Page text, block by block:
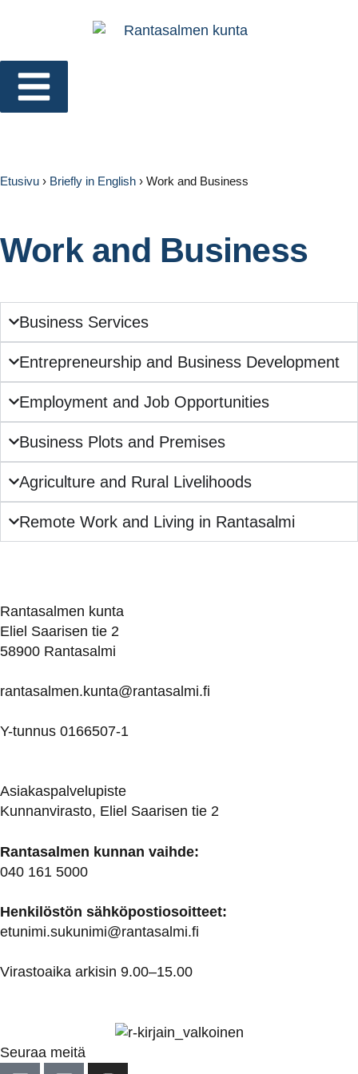
Etusivu › Briefly in English › Work and Business
Work and Business
Business Services
Entrepreneurship and Business Development
Employment and Job Opportunities
Business Plots and Premises
Agriculture and Rural Livelihoods
Remote Work and Living in Rantasalmi
Rantasalmen kunta
Eliel Saarisen tie 2
58900 Rantasalmi
rantasalmen.kunta@rantasalmi.fi
Y-tunnus 0166507-1
Asiakaspalvelupiste
Kunnanvirasto, Eliel Saarisen tie 2
Rantasalmen kunnan vaihde:
040 161 5000
Henkilöstön sähköpostiosoitteet:
etunimi.sukunimi@rantasalmi.fi
Virastoaika arkisin 9.00–15.00
Seuraa meitä